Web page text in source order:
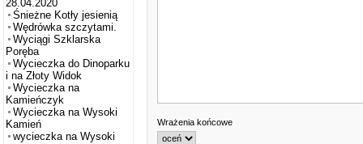
28.04.2020
Śnieżne Kotły jesienią
Wędrówka szczytami.
Wyciągi Szklarska
Poręba
Wycieczka do Dinoparku
i na Złoty Widok
Wycieczka na
Kamieńczyk
Wycieczka na Wysoki
Kamień
wycieczka na Wysoki
Wrażenia końcowe